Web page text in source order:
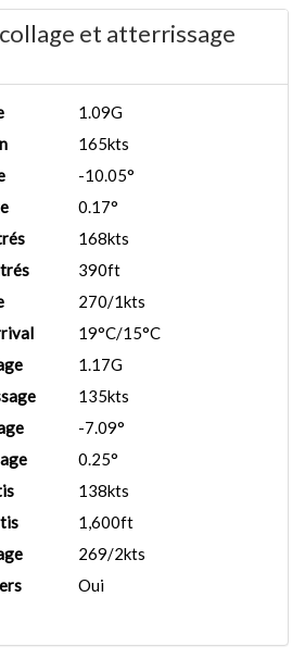
et atterrissage
1.09G
165kts
-10.05°
0.17°
168kts
390ft
270/1kts
19°C/15°C
1.17G
135kts
-7.09°
0.25°
138kts
1,600ft
269/2kts
Oui